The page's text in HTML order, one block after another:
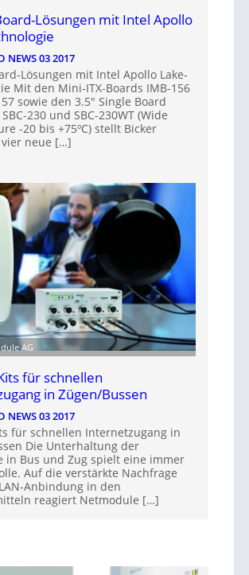
Lösungen mit Intel Apollo
NEWS 03 2017
Lösungen mit Intel Apollo Lake-
Mit den Mini-ITX-Boards IMB-156
sowie den 3.5″ Single Board
230 und SBC-230WT (Wide
-20 bis +75ºC) stellt Bicker
vier neue […]
AG
für schnellen
in Zügen/Bussen
NEWS 03 2017
für schnellen Internetzugang in
Die Unterhaltung der
in Bus und Zug spielt eine immer
Auf die verstärkte Nachfrage
Anbindung in den
reagiert Netmodule […]